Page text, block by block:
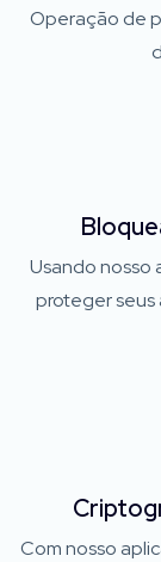
Operação de
Usando nosso
proteger seus
Com nosso